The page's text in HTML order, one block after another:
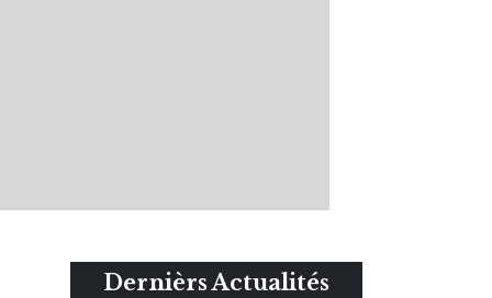
Dernièrs Actualités